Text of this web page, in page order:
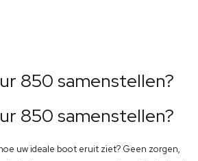
850 samenstellen?
850 samenstellen?
uw ideale boot eruit ziet? Geen zorgen,